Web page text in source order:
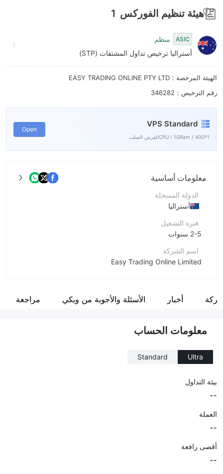
7
9
هيئة تنظيم الفوركس 1
ASIC
منظم
أستراليا ترخيص تداول المشتقات (STP)
الهيئة المرخصة：EASY TRADING ONLINE PTY LTD
رقم الترخيص：346282
VPS Standard
1*CPU / 1GRam / 40Gالقرص الصلب
Open
معلومات أساسية
الدولة المسجلة
أستراليا
فترة التشغيل
2-5 سنوات
اسم الشركة
Easy Trading Online Limited
موظفو الشركة
أخبار الأسئلة والأجوبة من ويكي مراجعة
معلومات الحساب
Ultra
Standard
بيئة التداول
--
العملة
--
أقصى رافعة
--